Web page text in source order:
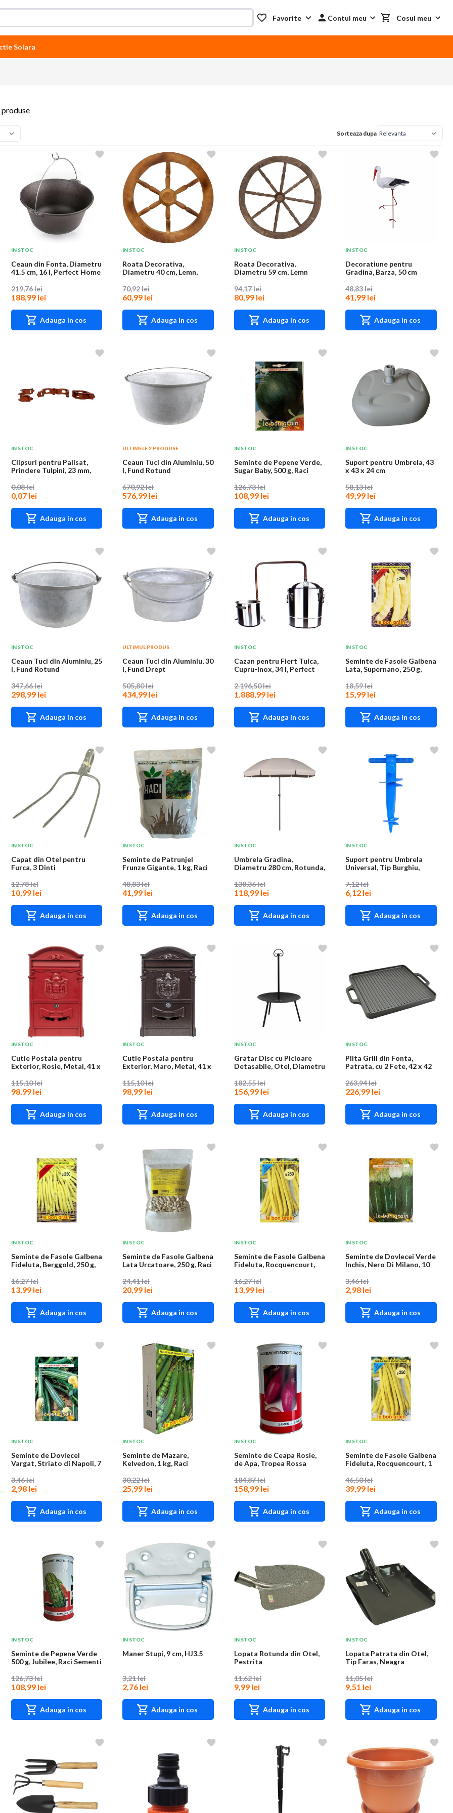
Contul meu
Favorite Cosul meu
Solara
produse
Sorteaza dupa
IN STOC
Ceaun din Fonta, Diametru
41.5 cm, 16 l, Perfect Home
219,76 lei
188,99 lei
Adauga in cos
IN STOC
Roata Decorativa,
Diametru 40 cm, Lemn,
70,92 lei
60,99 lei
Adauga in cos
IN STOC
Roata Decorativa,
Diametru 59 cm, Lemn
94,17 lei
80,99 lei
Adauga in cos
IN STOC
Decoratiune pentru
Gradina, Barza, 50 cm
48,83 lei
41,99 lei
Adauga in cos
IN STOC
Clipsuri pentru Palisat,
Prindere Tulpini, 23 mm,
0,08 lei
0,07 lei
Adauga in cos
ULTIMELE 2 PRODUSE
Ceaun Tuci din Aluminiu, 50
l, Fund Rotund
670,92 lei
576,99 lei
Adauga in cos
IN STOC
Seminte de Pepene Verde,
Sugar Baby, 500 g, Raci
126,73 lei
108,99 lei
Adauga in cos
IN STOC
Suport pentru Umbrela, 43
x 43 x 24 cm
58,13 lei
49,99 lei
Adauga in cos
IN STOC
Ceaun Tuci din Aluminiu, 25
l, Fund Rotund
347,66 lei
298,99 lei
Adauga in cos
ULTIMUL PRODUS
Ceaun Tuci din Aluminiu, 30
l, Fund Drept
505,80 lei
434,99 lei
Adauga in cos
IN STOC
Cazan pentru Fiert Tuica,
Cupru-Inox, 34 l, Perfect
2.196,50 lei
1.888,99 lei
Adauga in cos
IN STOC
Seminte de Fasole Galbena
Lata, Supernano, 250 g,
18,59 lei
15,99 lei
Adauga in cos
IN STOC
Capat din Otel pentru
Furca, 3 Dinti
12,78 lei
10,99 lei
Adauga in cos
IN STOC
Seminte de Patrunjel
Frunze Gigante, 1 kg, Raci
48,83 lei
41,99 lei
Adauga in cos
IN STOC
Umbrela Gradina,
Diametru 280 cm, Rotunda,
138,36 lei
118,99 lei
Adauga in cos
IN STOC
Suport pentru Umbrela
Universal, Tip Burghiu,
7,12 lei
6,12 lei
Adauga in cos
IN STOC
Cutie Postala pentru
Exterior, Rosie, Metal, 41 x
115,10 lei
98,99 lei
Adauga in cos
IN STOC
Cutie Postala pentru
Exterior, Maro, Metal, 41 x
115,10 lei
98,99 lei
Adauga in cos
IN STOC
Gratar Disc cu Picioare
Detasabile, Otel, Diametru
182,55 lei
156,99 lei
Adauga in cos
IN STOC
Plita Grill din Fonta,
Patrata, cu 2 Fete, 42 x 42
263,94 lei
226,99 lei
Adauga in cos
IN STOC
Seminte de Fasole Galbena
Fideluta, Berggold, 250 g,
16,27 lei
13,99 lei
Adauga in cos
IN STOC
Seminte de Fasole Galbena
Lata Urcatoare, 250 g, Raci
24,41 lei
20,99 lei
Adauga in cos
IN STOC
Seminte de Fasole Galbena
Fideluta, Rocquencourt,
16,27 lei
13,99 lei
Adauga in cos
IN STOC
Seminte de Dovlecei Verde
Inchis, Nero Di Milano, 10
3,46 lei
2,98 lei
Adauga in cos
IN STOC
Seminte de Dovlecel
Vargat, Striato di Napoli, 7
3,46 lei
2,98 lei
Adauga in cos
IN STOC
Seminte de Mazare,
Kelvedon, 1 kg, Raci
30,22 lei
25,99 lei
Adauga in cos
IN STOC
Seminte de Ceapa Rosie,
de Apa, Tropea Rossa
184,87 lei
158,99 lei
Adauga in cos
IN STOC
Seminte de Fasole Galbena
Fideluta, Rocquencourt, 1
46,50 lei
39,99 lei
Adauga in cos
IN STOC
Seminte de Pepene Verde
500 g, Jubilee, Raci Sementi
126,73 lei
108,99 lei
Adauga in cos
IN STOC
Maner Stupi, 9 cm, HJ3.5
3,21 lei
2,76 lei
Adauga in cos
IN STOC
Lopata Rotunda din Otel,
Pestrita
11,62 lei
9,99 lei
Adauga in cos
IN STOC
Lopata Patrata din Otel,
Tip Faras, Neagra
11,05 lei
9,51 lei
Adauga in cos